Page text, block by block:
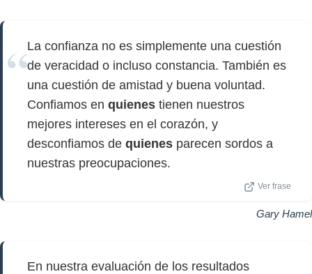
La confianza no es simplemente una cuestión
de veracidad o incluso constancia. También es
una cuestión de amistad y buena voluntad.
Confiamos en quienes tienen nuestros
mejores intereses en el corazón, y
desconfiamos de quienes parecen sordos a
nuestras preocupaciones.
Ver frase
Gary Hamel
En nuestra evaluación de los resultados